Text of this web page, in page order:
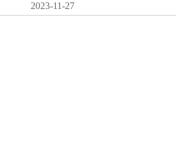
2023-11-27